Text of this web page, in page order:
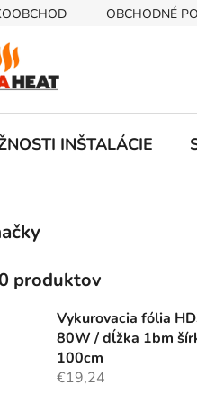
OBCHODNÉ
INŠTALÁCIE
produktov
Vykurovacia fólia
80W / dĺžka 1bm
100cm
€19,24